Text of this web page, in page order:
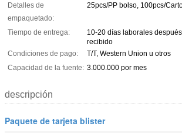
Detalles de
empaquetado:
25pcs/PP bolso, 100pcs/
Tiempo de entrega:
10-20 días laborales
recibido
Condiciones de pago:
T/T, Western Union u otros
Capacidad de la fuente: 3.000.000 por mes
descripción
Paquete de tarjeta blister